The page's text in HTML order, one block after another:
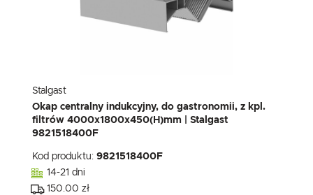
Stalgast
Okap centralny indukcyjny, do gastronomii, z kpl.
filtrów 4000x1800x450(H)mm | Stalgast
9821518400F
Kod produktu: 9821518400F
14-21 dni
150.00 zł